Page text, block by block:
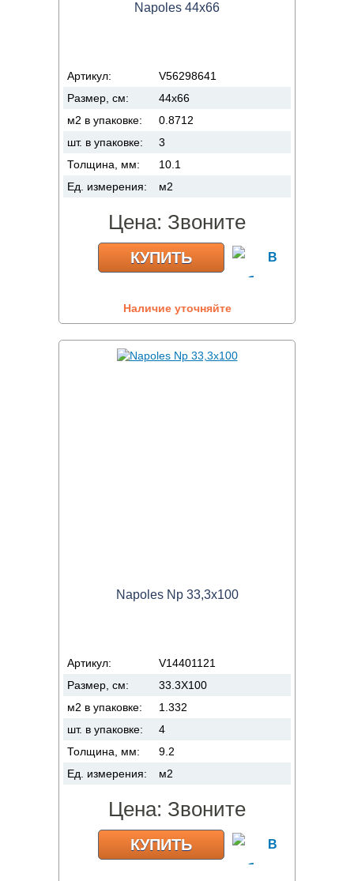
Napoles 44x66
Артикул:
V56298641
Размер, см:
44x66
м2 в упаковке:
0.8712
шт. в упаковке:
3
Толщина, мм:
10.1
Ед. измерения:
м2
Цена: Звоните
КУПИТЬ
Наличие уточняйте
Napoles Np 33,3x100
Артикул:
V14401121
Размер, см:
33.3X100
м2 в упаковке:
1.332
шт. в упаковке:
4
Толщина, мм:
9.2
Ед. измерения:
м2
Цена: Звоните
КУПИТЬ